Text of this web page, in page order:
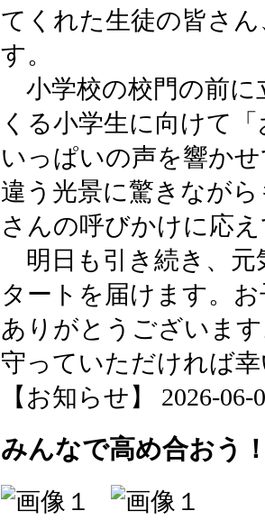
てくれた生徒の皆さ
す。
小学校の校門の前に
くる小学生に向けて
いっぱいの声を響か
違う光景に驚きなが
さんの呼びかけに応
明日も引き続き、元
タートを届けます。
ありがとうございま
守っていただければ
【お知らせ】 2026-06-
みんなで高め合おう